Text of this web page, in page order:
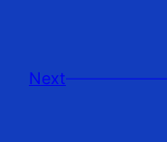
Next